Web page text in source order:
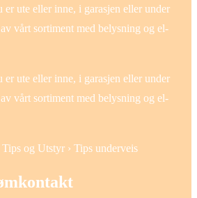
ute eller inne, i garasjen eller under
vårt sortiment med belysning og el-
ute eller inne, i garasjen eller under
vårt sortiment med belysning og el-
og Utstyr › Tips underveis